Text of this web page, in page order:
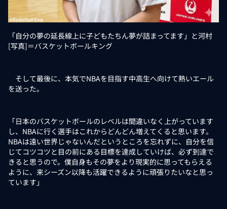
「自分の夢の延長線上に子どもたちん夢が詰まってます」と河村
[写真]＝バスケットボールキング
そして最後に、本気でNBAを目指す中高生へ向けて熱いエール
を送った。
「日本のバスケットボールのレベルは間違いなく上がっています
し、NBAに行く選手はこれからどんどん増えてくると思います。
NBAは遠い世界じゃないんだというところを忘れずに、自分を信
じてコツコツと目の前にある目標を達成していけば、必ず到達で
きると思うので。僕自身もその夢をより現実的に思ってもらえる
ように、来シーズン以降も活躍できるように頑張りたいなと思っ
ています」